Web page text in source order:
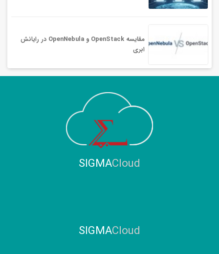
مقایسه OpenStack و OpenNebula در رایانش
ابری
SIGMACloud
SIGMACloud